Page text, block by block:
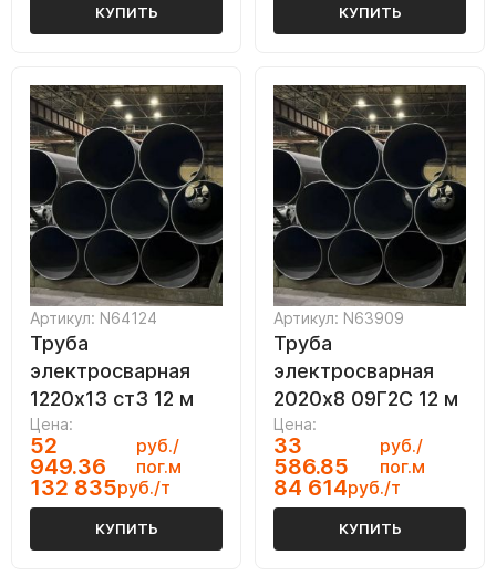
КУПИТЬ КУПИТЬ
Артикул: N64124
Труба
электросварная
1220х13 ст3 12 м
Цена:
52
949.36
руб./
пог.м
132 835руб./т
КУПИТЬ
Артикул: N63909
Труба
электросварная
2020х8 09Г2С 12 м
Цена:
33
586.85
руб./
пог.м
84 614руб./т
КУПИТЬ